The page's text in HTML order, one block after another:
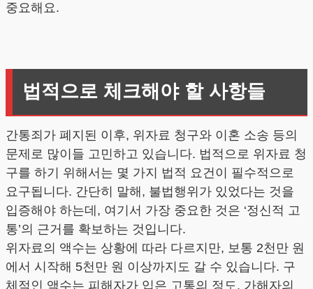
중요해요.
법적으로 체크해야 할 사항들
간통죄가 폐지된 이후, 위자료 청구와 이혼 소송 등의
문제로 많이들 고민하고 있습니다. 법적으로 위자료 청
구를 하기 위해서는 몇 가지 법적 요건이 필수적으로
요구됩니다. 간단히 말해, 불법행위가 있었다는 것을
입증해야 하는데, 여기서 가장 중요한 것은 ‘정신적 고
통’의 근거를 확보하는 것입니다.
위자료의 액수는 상황에 따라 다르지만, 보통 2천만 원
에서 시작해 5천만 원 이상까지도 갈 수 있습니다. 구
체적인 액수는 피해자가 입은 고통의 정도, 가해자의